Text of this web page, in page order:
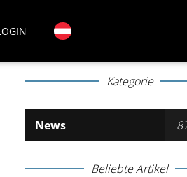
Kategorie
News
Beliebte Artikel